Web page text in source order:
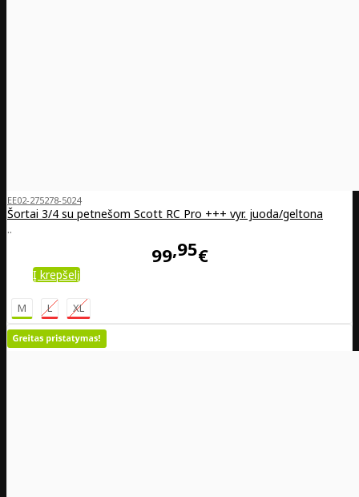
EE02-275278-5024
Šortai 3/4 su petnešom Scott RC Pro +++ vyr. juoda/geltona
..
99 95€
Į krepšelį
M L XL